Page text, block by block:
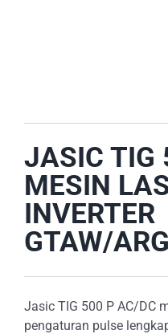
JASIC TIG
MESIN
INVERTER
GTAW/
Jasic TIG 500 P AC/DC
pengaturan pulse